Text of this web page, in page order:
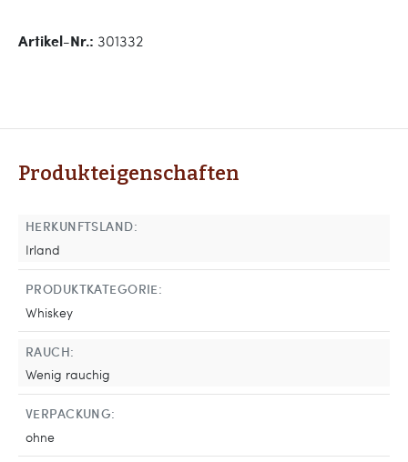
Artikel-Nr.: 301332
Produkteigenschaften
HERKUNFTSLAND:
Irland
PRODUKTKATEGORIE:
Whiskey
RAUCH:
Wenig rauchig
VERPACKUNG:
ohne